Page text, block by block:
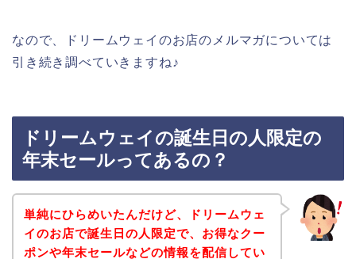
なので、ドリームウェイのお店のメルマガについては
引き続き調べていきますね♪
ドリームウェイの誕生日の人限定の
年末セールってあるの？
単純にひらめいたんだけど、ドリームウェ
イのお店で誕生日の人限定で、お得なクー
ポンや年末セールなどの情報を配信してい